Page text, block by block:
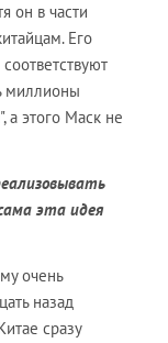
он в части
Его
миллионы
а этого Маск не
эта идея
очень
назад
сразу